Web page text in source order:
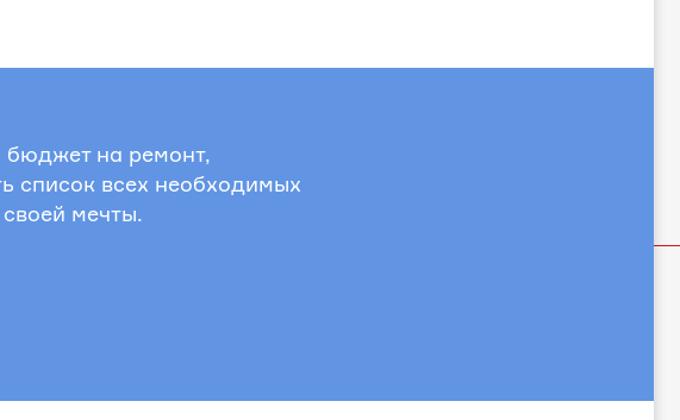
бюджет на ремонт,
список всех необходимых
мечты.